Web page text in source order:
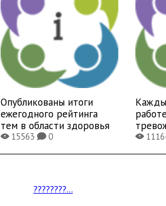
Опубликованы итоги
ежегодного рейтинга
тем в области здоровья
X15563K0 X
????????...